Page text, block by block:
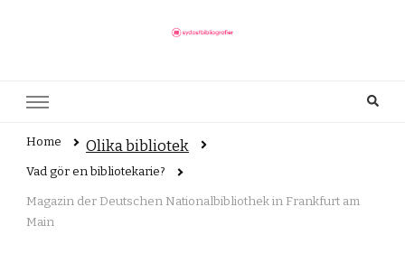
Home Olika bibliotek
Vad gör en bibliotekarie?
Magazin der Deutschen Nationalbibliothek in Frankfurt am
Main